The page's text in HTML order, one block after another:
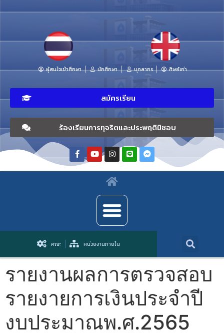
ผู้สนใจเข้าศึกษา นักศึกษา บุคลากร ศิษย์เก่า
สมัครเรียน
ร้องเรียนการทุจริตและประพฤติมิชอบ
คณะ หน่วยงานภายใน
รายงานผลการตรวจสอบ
รายงายการเงินประจำปี
งบประมาณพ.ศ.2565